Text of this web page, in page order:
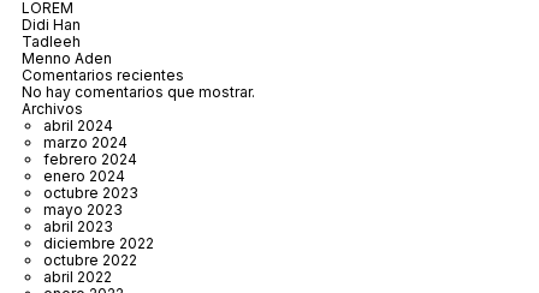
LOREM
Didi Han
Tadleeh
Menno Aden
Comentarios recientes
No hay comentarios que mostrar.
Archivos
abril 2024
marzo 2024
febrero 2024
enero 2024
octubre 2023
mayo 2023
abril 2023
diciembre 2022
octubre 2022
abril 2022